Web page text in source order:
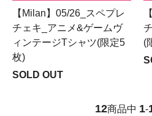
【Milan】05/26_スペプレ
チェキ_アニメ&ゲームヴ
ィンテージTシャツ(限定5
枚)
SOLD OUT
(
12商品中 1-